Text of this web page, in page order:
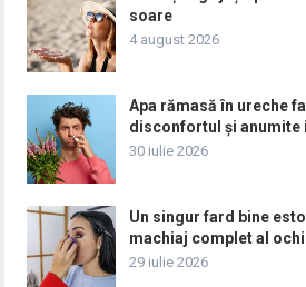
soare
4 august 2026
Apa rămasă în ureche
disconfortul și anumite
30 iulie 2026
Un singur fard bine
machiaj complet al
29 iulie 2026